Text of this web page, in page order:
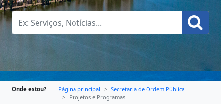
Onde estou? Página principal
Secretaria de Ordem Pública
Projetos e Programas